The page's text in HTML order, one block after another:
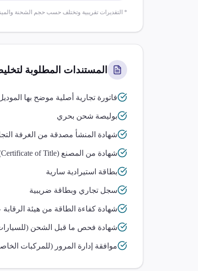
* التقديرات تقريبية وتختلف حسب حجم الشحنة
المستندات المطلوبة
فاتورة تجارية أصلية موضح بها
بوليصة شحن بحري
شهادة المنشأ مصدقة من الغرفة
شهادة من المصنع (Certificate of Title)
بطاقة استيرادية سارية
سجل تجاري وبطاقة ضريبية
شهادة كفاءة الطاقة من هيئة
شهادة فحص ما قبل الشحن
موافقة إدارة المرور (للمركبات